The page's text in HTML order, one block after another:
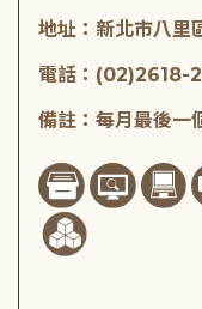
地址：新北市八里
電話：(02)2618-
備註：每月最後一